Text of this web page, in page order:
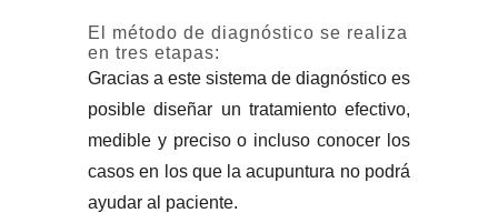
El método de diagnóstico se realiza
en tres etapas:
Gracias a este sistema de diagnóstico es
posible diseñar un tratamiento efectivo,
medible y preciso o incluso conocer los
casos en los que la acupuntura no podrá
ayudar al paciente.